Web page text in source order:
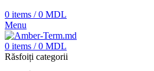
0 items / 0 MDL
Menu
0 items / 0 MDL
Răsfoiți categorii